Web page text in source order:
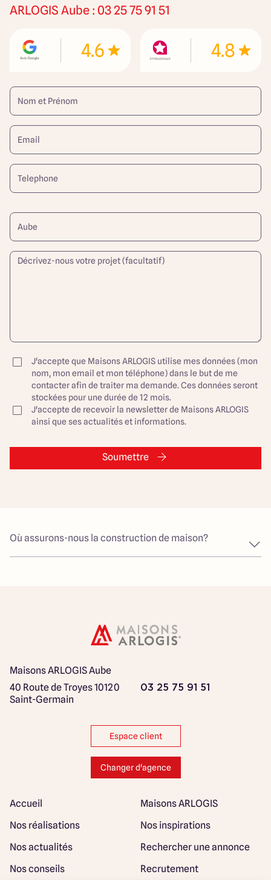
40 Rue de Troyes, 10120 Saint-
Germain
Itinéraire
ARLOGIS Aube : 03 25 75 91 51
4.6 4.8
J'accepte que Maisons ARLOGIS utilise mes données (mon
nom, mon email et mon téléphone) dans le but de me
contacter afin de traiter ma demande. Ces données seront
stockées pour une durée de 12 mois.
J'accepte de recevoir la newsletter de Maisons ARLOGIS
ainsi que ses actualités et informations.
Soumettre
Où assurons-nous la construction de maison?
Maisons ARLOGIS Aube
40 Route de Troyes10120
Saint-Germain
03 25 75 91 51
Espace client
Changer d'agence
Accueil
Maisons ARLOGIS
Nos réalisations
Nos inspirations
Nos actualités
Rechercher une annonce
Nos conseils
Recrutement